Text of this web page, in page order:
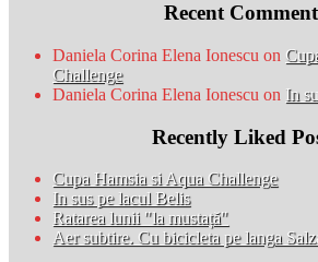
Recent
Daniela Corina Elena Ionescu on
Challenge
Daniela Corina Elena Ionescu on In
Recently Liked
Cupa Hamsia si Aqua Challenge
In sus pe lacul Belis
Ratarea lunii "la mustață"
Aer subtire. Cu bicicleta pe langa